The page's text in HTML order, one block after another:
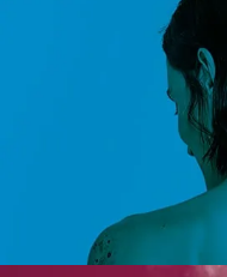
เครื่องพ่นอโ